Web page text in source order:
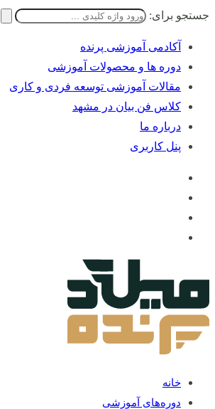
جستجو برای:
آکادمی آموزشی پرنده
دوره ها و محصولات آموزشی
مقالات آموزشی توسعه فردی و کاری
کلاس فن بیان در مشهد
درباره ما
پنل کاربری
خانه
دوره‌های آموزشی